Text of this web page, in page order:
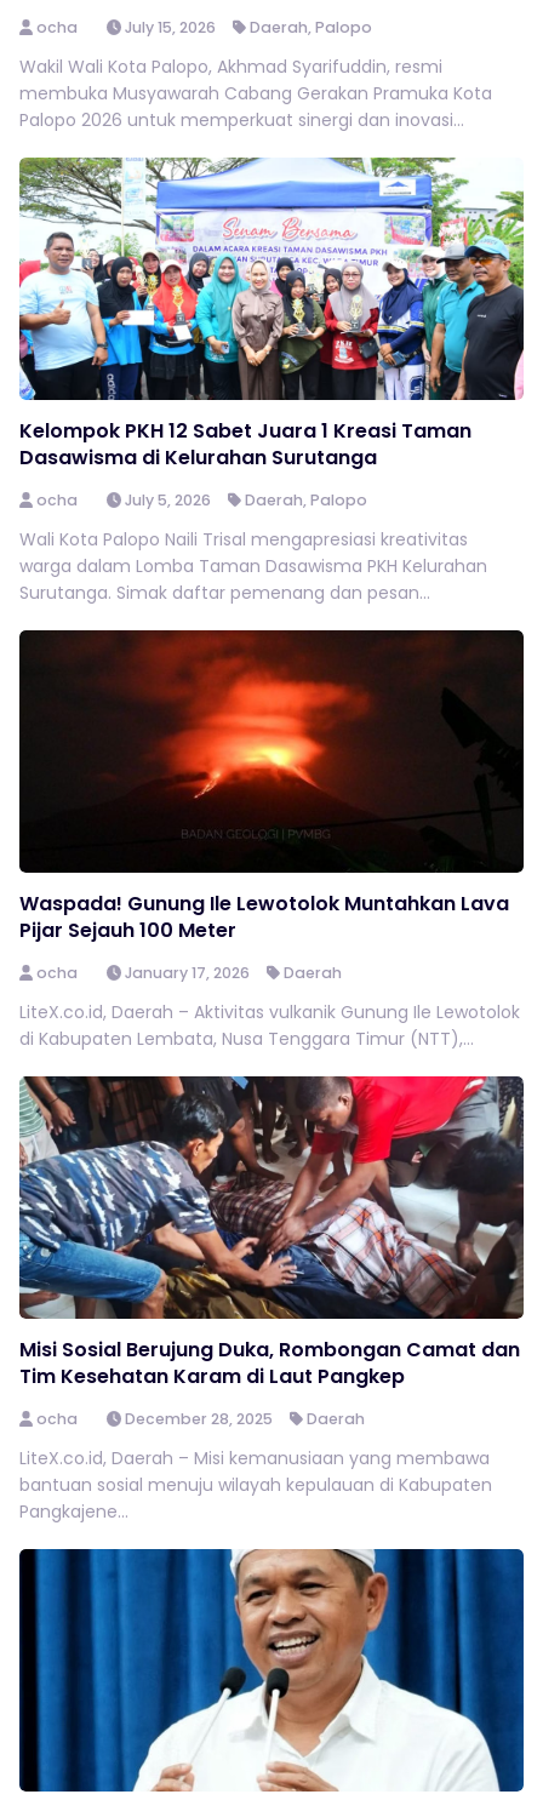
ocha July 15, 2026 Daerah,Palopo
Wakil Wali Kota Palopo, Akhmad Syarifuddin, resmi
membuka Musyawarah Cabang Gerakan Pramuka Kota
Palopo 2026 untuk memperkuat sinergi dan inovasi...
Kelompok PKH 12 Sabet Juara 1 Kreasi Taman
Dasawisma di Kelurahan Surutanga
ocha July 5, 2026 Daerah,Palopo
Wali Kota Palopo Naili Trisal mengapresiasi kreativitas
warga dalam Lomba Taman Dasawisma PKH Kelurahan
Surutanga. Simak daftar pemenang dan pesan...
Waspada! Gunung Ile Lewotolok Muntahkan Lava
Pijar Sejauh 100 Meter
ocha January 17, 2026 Daerah
LiteX.co.id, Daerah – Aktivitas vulkanik Gunung Ile Lewotolok
di Kabupaten Lembata, Nusa Tenggara Timur (NTT),...
Misi Sosial Berujung Duka, Rombongan Camat dan
Tim Kesehatan Karam di Laut Pangkep
ocha December 28, 2025 Daerah
LiteX.co.id, Daerah – Misi kemanusiaan yang membawa
bantuan sosial menuju wilayah kepulauan di Kabupaten
Pangkajene...